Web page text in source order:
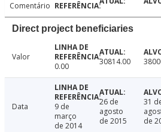
Comentário
Direct project beneficiaries
Valor
0.00
30814.00
Data
9 de
março
de 2014
26 de
agosto
de 2015
31
de